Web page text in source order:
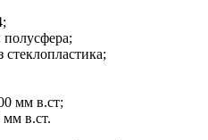
полусфера;
мм в.ст;
мм в.ст.